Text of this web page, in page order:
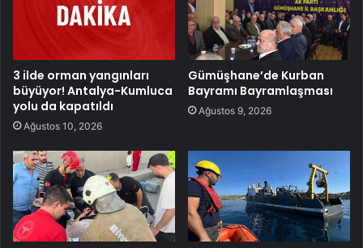
3 ilde orman yangınları
büyüyor! Antalya-Kumluca
yolu da kapatıldı
Ağustos 10, 2026
Gümüşhane’de Kurban
Bayramı Bayramlaşması
Ağustos 9, 2026